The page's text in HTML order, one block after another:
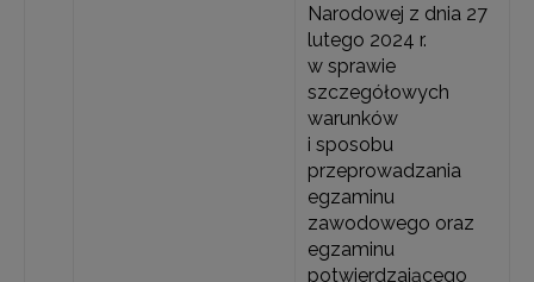
Narodowej z dnia 27
lutego 2024 r.
w sprawie
szczegółowych
warunków
i sposobu
przeprowadzania
egzaminu
zawodowego oraz
egzaminu
potwierdzającego